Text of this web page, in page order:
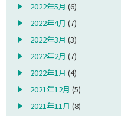
2022年5月 (6)
2022年4月 (7)
2022年3月 (3)
2022年2月 (7)
2022年1月 (4)
2021年12月 (5)
2021年11月 (8)